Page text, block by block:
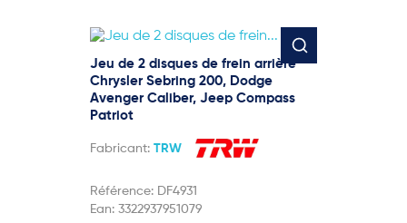
Jeu de 2 disques de frein arrière
Chrysler Sebring 200, Dodge
Avenger Caliber, Jeep Compass
Patriot
Fabricant: TRW
Référence: DF4931
Ean: 3322937951079